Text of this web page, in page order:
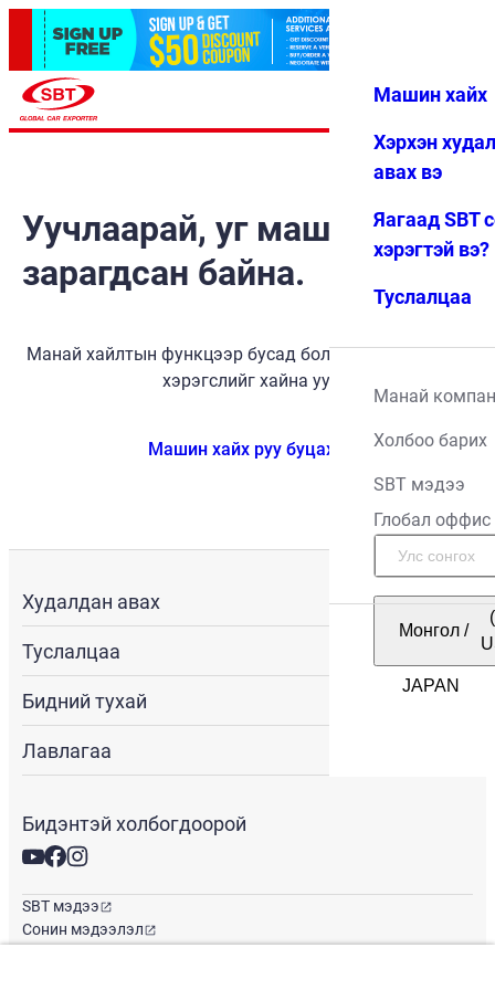
Дуртай Цэс
Машин хайх
Хэрхэн
авах вэ
Яагаад SBT
хэрэгтэй вэ?
Туслалцаа
Манай
Холбоо барих
SBT мэдээ
Глобал оффис
Монгол /
Уучлаарай, уг машин
зарагдсан байна.
Манай хайлтын функцээр бусад боломжит тээврийн
хэрэгслийг хайна уу.
Машин хайх руу буцах
Худалдан авах
Туслалцаа
Бидний тухай
Лавлагаа
Бидэнтэй холбогдоорой
SBT мэдээ
Сонин мэдээлэл